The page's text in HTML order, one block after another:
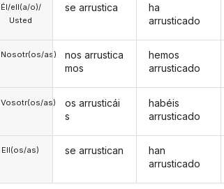
Él/ell(a/o)/
Usted
Nosotr(os/as)
Vosotr(os/as)
Ell(os/as)
se arrustica
nos arrustica
mos
os arrusticái
s
se arrustican
ha
arrusticado
hemos
arrusticado
habéis
arrusticado
han
arrusticado